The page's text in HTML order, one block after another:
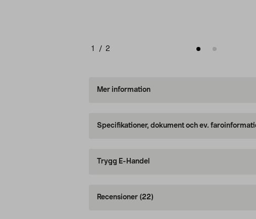
1 / 2
Mer information
Specifikationer, dokument och ev.
Trygg E-Handel
Recensioner (22)